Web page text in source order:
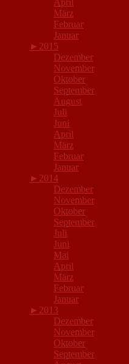
April
März
Februar
Januar
► 2015
Dezember
November
Oktober
September
August
Juli
Juni
April
März
Februar
Januar
► 2014
Dezember
November
Oktober
September
Juli
Juni
Mai
April
März
Februar
Januar
► 2013
Dezember
November
Oktober
September